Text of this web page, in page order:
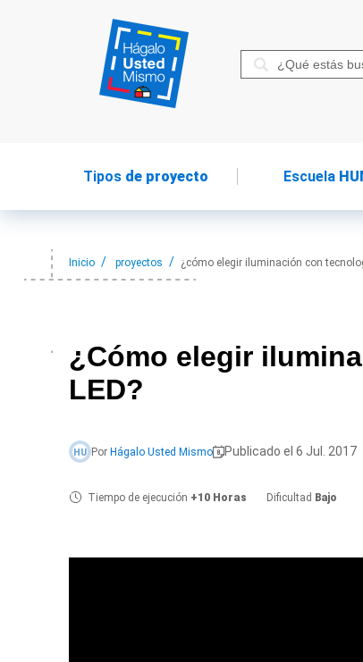
Tipos de proyecto Escuela
Inicio proyectos ¿cómo elegir iluminación con
¿Cómo elegir
LED?
HU Por Hágalo Usted Mismo Publicado el 6 Jul. 2017
Tiempo de ejecución +10 Horas Dificultad Bajo